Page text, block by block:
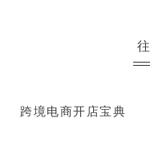
跨境电商开店宝典